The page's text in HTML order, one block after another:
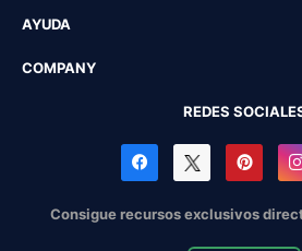
AYUDA
COMPANY
REDES
Consigue recursos exclusivos